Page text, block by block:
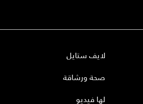
لايف ستايل
صحة ورشاقة
لها فيديو